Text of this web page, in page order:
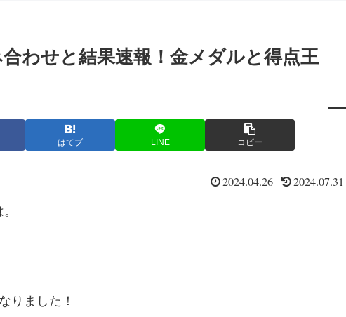
わせと結果速報！金メダルと得点王
はてブ LINE コピー
2024.04.26 2024.07.31
りました！